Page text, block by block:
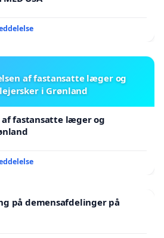
af fastansatte læger og
i Grønland
fastansatte læger og
på demensafdelinger på